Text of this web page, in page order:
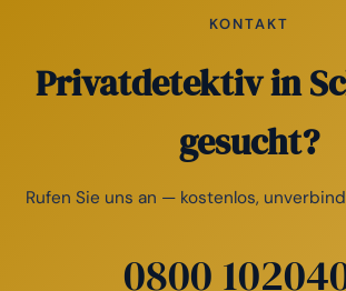
KONTAKT
Privatdetektiv in
gesucht?
Rufen Sie uns an — kostenlos,
0800